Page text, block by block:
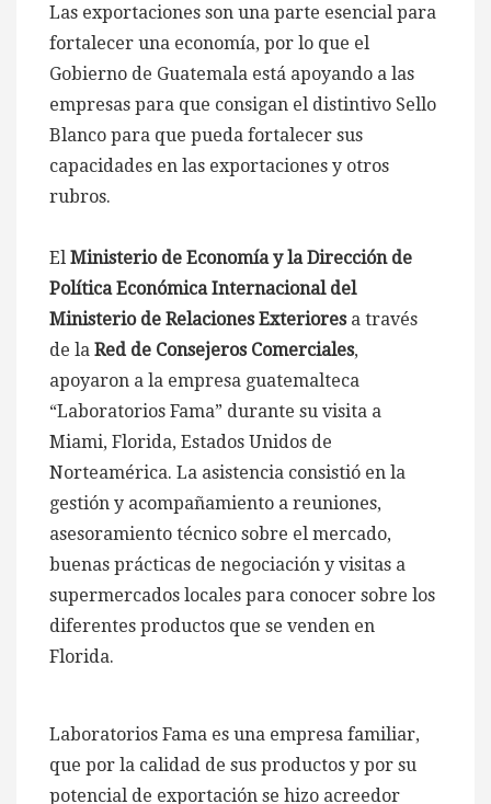
Las exportaciones son una parte esencial para
fortalecer una economía, por lo que el
Gobierno de Guatemala está apoyando a las
empresas para que consigan el distintivo Sello
Blanco para que pueda fortalecer sus
capacidades en las exportaciones y otros
rubros.
El Ministerio de Economía y la Dirección de
Política Económica Internacional del
Ministerio de Relaciones Exterioresa través
de la Red de Consejeros Comerciales,
apoyaron a la empresa guatemalteca
“Laboratorios Fama” durante su visita a
Miami, Florida, Estados Unidos de
Norteamérica. La asistencia consistió en la
gestión y acompañamiento a reuniones,
asesoramiento técnico sobre el mercado,
buenas prácticas de negociación y visitas a
supermercados locales para conocer sobre los
diferentes productos que se venden en
Florida.
Laboratorios Fama es una empresa familiar,
que por la calidad de sus productos y por su
potencial de exportación se hizo acreedor